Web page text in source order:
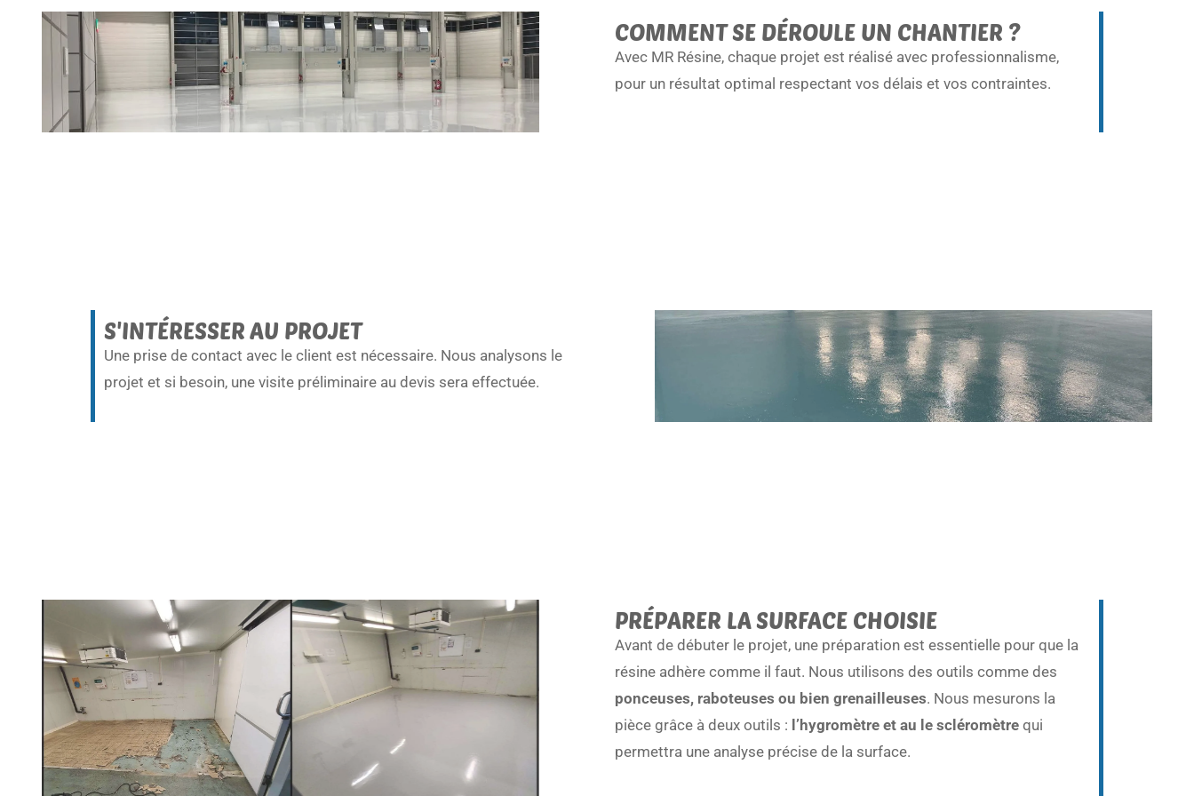
COMMENT SE DÉROULE UN CHANTIER ?
Avec MR Résine, chaque projet est réalisé avec professionnalisme,
pour un résultat optimal respectant vos délais et vos contraintes.
S'INTÉRESSER AU PROJET
Une prise de contact avec le client est nécessaire. Nous analysons le
projet et si besoin, une visite préliminaire au devis sera effectuée.
PRÉPARER LA SURFACE CHOISIE
Avant de débuter le projet, une préparation est essentielle pour que la
résine adhère comme il faut. Nous utilisons des outils comme des
ponceuses, raboteuses ou bien grenailleuses. Nous mesurons la
pièce grâce à deux outils : l’hygromètre et au le scléromètre qui
permettra une analyse précise de la surface.